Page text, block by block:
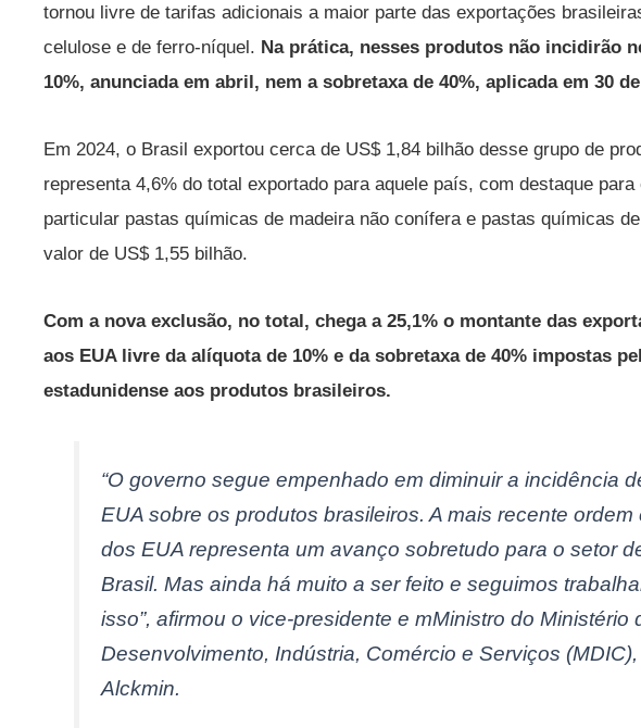
tornou livre de tarifas adicionais a maior parte das exportações
celulose e de ferro-níquel. Na prática, nesses produtos não incidirão
10%, anunciada em abril, nem a sobretaxa de 40%, aplicada em 30
Em 2024, o Brasil exportou cerca de US$ 1,84 bilhão desse grupo de
representa 4,6% do total exportado para aquele país, com destaque para
particular pastas químicas de madeira não conífera e pastas químicas
valor de US$ 1,55 bilhão.
Com a nova exclusão, no total, chega a 25,1% o montante das
aos EUA livre da alíquota de 10% e da sobretaxa de 40% impostas
estadunidense aos produtos brasileiros.
“O governo segue empenhado em diminuir a incidência
EUA sobre os produtos brasileiros. A mais recente ordem
dos EUA representa um avanço sobretudo para o setor
Brasil. Mas ainda há muito a ser feito e seguimos
isso”, afirmou o vice-presidente e mMinistro do Ministério
Desenvolvimento, Indústria, Comércio e Serviços
Alckmin.